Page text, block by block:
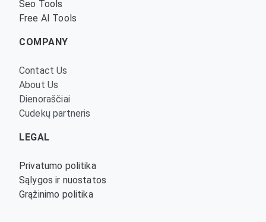
Seo Tools
Free AI Tools
COMPANY
Contact Us
About Us
Dienoraščiai
Cudekų partneris
LEGAL
Privatumo politika
Sąlygos ir nuostatos
Grąžinimo politika